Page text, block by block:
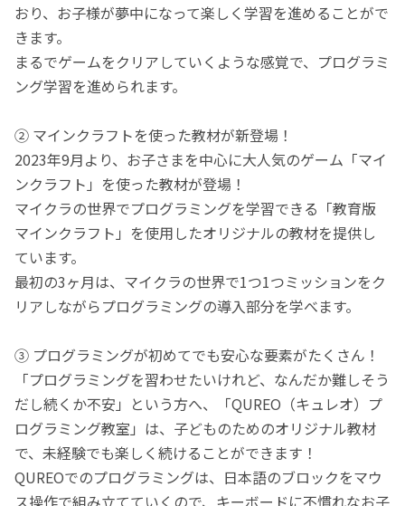
おり、お子様が夢中になって楽しく学習を進めることがで
きます。
まるでゲームをクリアしていくような感覚で、プログラミ
ング学習を進められます。
② マインクラフトを使った教材が新登場！
2023年9月より、お子さまを中心に大人気のゲーム「マイ
ンクラフト」を使った教材が登場！
マイクラの世界でプログラミングを学習できる「教育版
マインクラフト」を使用したオリジナルの教材を提供し
ています。
最初の3ヶ月は、マイクラの世界で1つ1つミッションをク
リアしながらプログラミングの導入部分を学べます。
③ プログラミングが初めてでも安心な要素がたくさん！
「プログラミングを習わせたいけれど、なんだか難しそう
だし続くか不安」という方へ、「QUREO（キュレオ）プ
ログラミング教室」は、子どものためのオリジナル教材
で、未経験でも楽しく続けることができます！
QUREOでのプログラミングは、日本語のブロックをマウ
ス操作で組み立てていくので、キーボードに不慣れなお子